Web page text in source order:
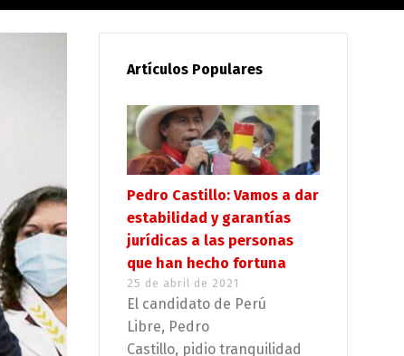
Artículos Populares
Pedro Castillo: Vamos a dar
estabilidad y garantías
jurídicas a las personas
que han hecho fortuna
25 de abril de 2021
El candidato de Perú
Libre, Pedro
Castillo, pidio tranquilidad